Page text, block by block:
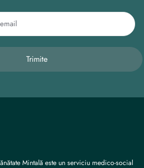
Trimite
Mintală este un serviciu medico-social